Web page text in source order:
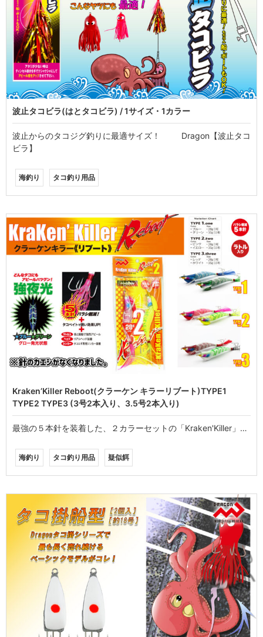
波止タコビラ(はとタコビラ) / 1サイズ・1カラー
波止からのタコジグ釣りに最適サイズ！ Dragon【波止タコ
ビラ】
海釣り タコ釣り用品
Kraken’Killer Reboot(クラーケン キラーリブート)TYPE1
TYPE2 TYPE3 (3号2本入り、3.5号2本入り)
最強の５本針を装着した、２カラーセットの「Kraken'Killer」…
海釣り タコ釣り用品 疑似餌